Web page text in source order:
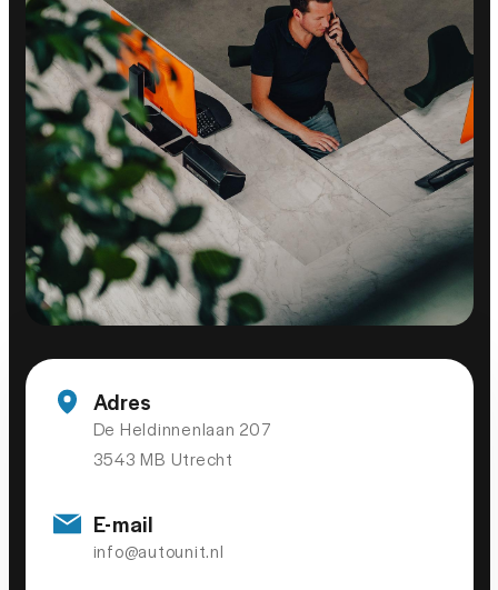
Airbag(s) hoofd voor
Airbag(s) side voor
Airbag bestuurder
Airbag passagier
Alarmsysteem
Anti Blokkeer Systeem
Anti doorSlip Regeling
Autonomous Emergency Braking
bots waarschuwing systeem
Brake Assist System
Elektronisch Stabiliteits Programma
Verkeersbord detectie
Adres
De Heldinnenlaan 207
3543 MB Utrecht
E-mail
info@autounit.nl